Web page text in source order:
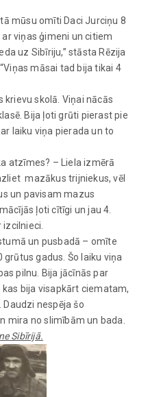
mūsu omīti Daci Jurciņu 8
viņas ģimeni un citiem
uz Sibīriju,” stāsta Rēzija
māsai tad bija tikai 4
krievu skolā. Viņai nācās
Bija ļoti grūti pierast pie
laiku viņa pierada un to
atzīmes? – Liela izmērā
mazākus trijniekus, vēl
un pavisam mazus
ļoti cītīgi un jau 4.
izcilnieci.
un pusbadā – omīte
gadus. Šo laiku viņa
pilnu. Bija jācīnās par
bija visapkārt ciematam,
nespēja šo
mira no slimībām un bada.
Sibīrijā.